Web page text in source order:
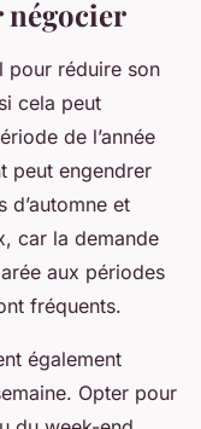
pour réduire son
cela peut
de l’année
peut engendrer
d’automne et
car la demande
aux périodes
fréquents.
également
Opter pour